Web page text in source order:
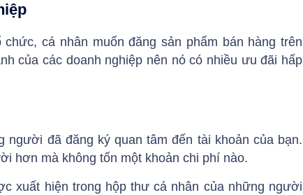
cá nhân muốn đăng sản phẩm bán hàng trên
của các doanh nghiệp nên nó có nhiều ưu đãi hấp
người đã đăng ký quan tâm đến tài khoản của bạn.
hơn mà không tốn một khoản chi phí nào.
xuất hiện trong hộp thư cá nhân của những người